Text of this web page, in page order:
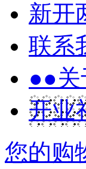
新开
联系
●●
开业
您的购